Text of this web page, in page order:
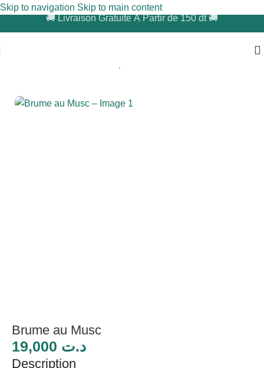
Skip to navigation Skip to main content
​🚚 Livraison Gratuite À Partir de 150 dt 🚚
Brume au Musc
د.ت
Description